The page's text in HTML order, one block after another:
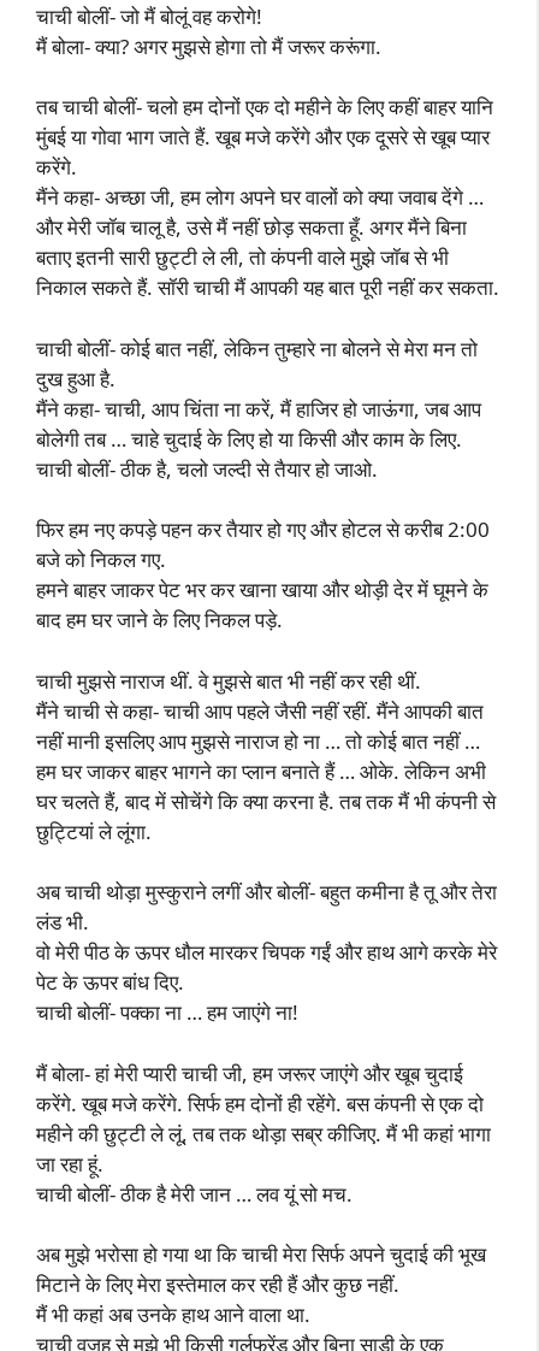
चाची बोलीं- जो मैं बोलूं वह करोगे!
मैं बोला- क्या? अगर मुझसे होगा तो मैं जरूर करूंगा.
तब चाची बोलीं- चलो हम दोनों एक दो महीने के लिए कहीं बाहर यानि
मुंबई या गोवा भाग जाते हैं. खूब मजे करेंगे और एक दूसरे से खूब प्यार
करेंगे.
मैंने कहा- अच्छा जी, हम लोग अपने घर वालों को क्या जवाब देंगे …
और मेरी जॉब चालू है, उसे मैं नहीं छोड़ सकता हूँ. अगर मैंने बिना
बताए इतनी सारी छुट्टी ले ली, तो कंपनी वाले मुझे जॉब से भी
निकाल सकते हैं. सॉरी चाची मैं आपकी यह बात पूरी नहीं कर सकता.
चाची बोलीं- कोई बात नहीं, लेकिन तुम्हारे ना बोलने से मेरा मन तो
दुख हुआ है.
मैंने कहा- चाची, आप चिंता ना करें, मैं हाजिर हो जाऊंगा, जब आप
बोलेगी तब … चाहे चुदाई के लिए हो या किसी और काम के लिए.
चाची बोलीं- ठीक है, चलो जल्दी से तैयार हो जाओ.
फिर हम नए कपड़े पहन कर तैयार हो गए और होटल से करीब 2:00
बजे को निकल गए.
हमने बाहर जाकर पेट भर कर खाना खाया और थोड़ी देर में घूमने के
बाद हम घर जाने के लिए निकल पड़े.
चाची मुझसे नाराज थीं. वे मुझसे बात भी नहीं कर रही थीं.
मैंने चाची से कहा- चाची आप पहले जैसी नहीं रहीं. मैंने आपकी बात
नहीं मानी इसलिए आप मुझसे नाराज हो ना … तो कोई बात नहीं …
हम घर जाकर बाहर भागने का प्लान बनाते हैं … ओके. लेकिन अभी
घर चलते हैं, बाद में सोचेंगे कि क्या करना है. तब तक मैं भी कंपनी से
छुट्टियां ले लूंगा.
अब चाची थोड़ा मुस्कुराने लगीं और बोलीं- बहुत कमीना है तू और तेरा
लंड भी.
वो मेरी पीठ के ऊपर धौल मारकर चिपक गईं और हाथ आगे करके मेरे
पेट के ऊपर बांध दिए.
चाची बोलीं- पक्का ना … हम जाएंगे ना!
मैं बोला- हां मेरी प्यारी चाची जी, हम जरूर जाएंगे और खूब चुदाई
करेंगे. खूब मजे करेंगे. सिर्फ हम दोनों ही रहेंगे. बस कंपनी से एक दो
महीने की छुट्टी ले लूं, तब तक थोड़ा सब्र कीजिए. मैं भी कहां भागा
जा रहा हूं.
चाची बोलीं- ठीक है मेरी जान … लव यूं सो मच.
अब मुझे भरोसा हो गया था कि चाची मेरा सिर्फ अपने चुदाई की भूख
मिटाने के लिए मेरा इस्तेमाल कर रही हैं और कुछ नहीं.
मैं भी कहां अब उनके हाथ आने वाला था.
चाची वजह से मुझे भी किसी गर्लफ्रेंड और बिना साड़ी के एक